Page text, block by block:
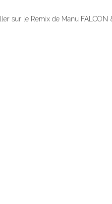
sur le Remix de Manu FALCON